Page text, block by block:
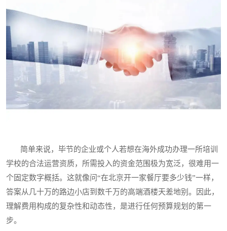
简单来说，毕节的企业或个人若想在海外成功办理一所培训
学校的合法运营资质，所需投入的资金范围极为宽泛，很难用一
个固定数字概括。这就像问“在北京开一家餐厅要多少钱”一样，
答案从几十万的路边小店到数千万的高端酒楼天差地别。因此，
理解费用构成的复杂性和动态性，是进行任何预算规划的第一
步。